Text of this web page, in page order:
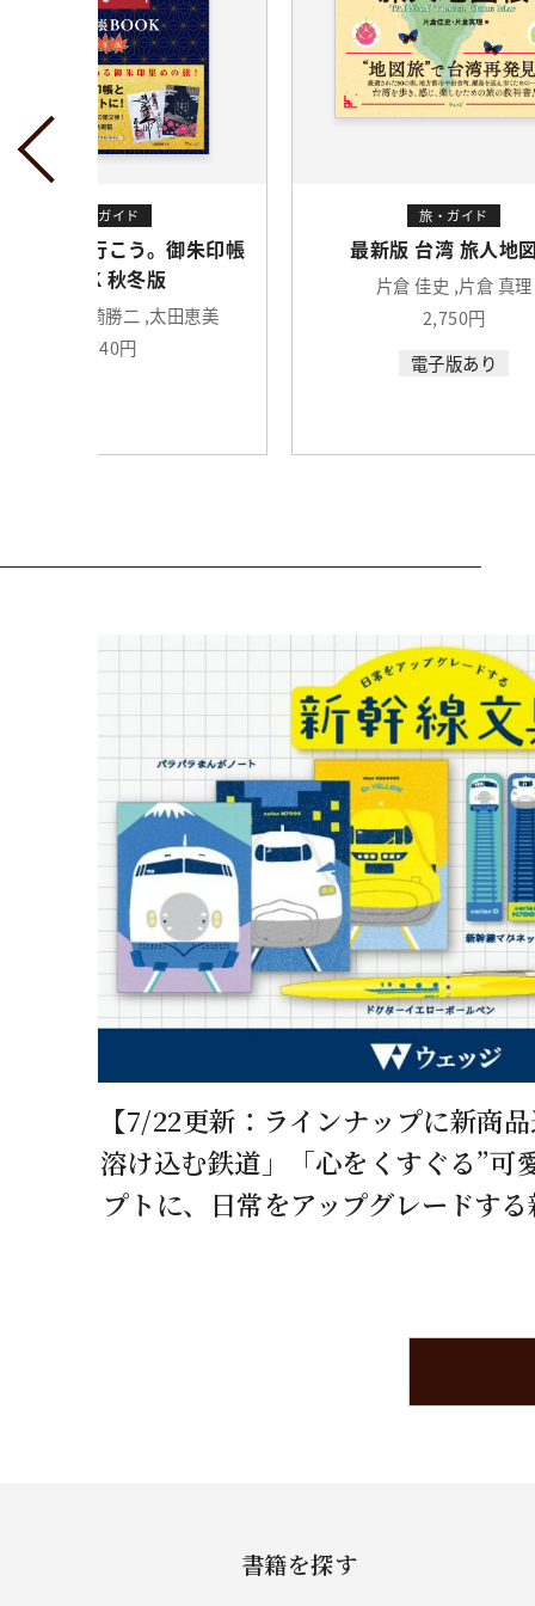
旅・ガイド
最新版 台湾 旅人地図帳
片倉 佳史 ,片倉 真理
2,750円
電子版あり
旅・ガイド
いざいざ奈良 御朱
ウェッジ
3,080円
【7/22更新：ラインナップに新商
溶け込む鉄道」「心をくすぐる”可
プトに、日常をアップグレードす
書籍を探す